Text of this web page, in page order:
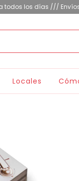
todos los días ///
Locales